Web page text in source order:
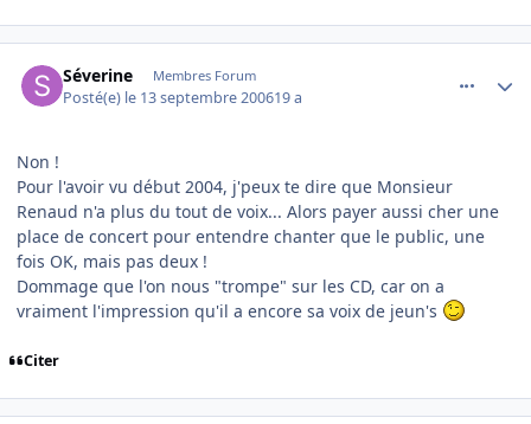
Séverine Membres Forum
Posté(e) le 13 septembre 200619 a
Non !
Pour l'avoir vu début 2004, j'peux te dire que Monsieur
Renaud n'a plus du tout de voix... Alors payer aussi cher une
place de concert pour entendre chanter que le public, une
fois OK, mais pas deux !
Dommage que l'on nous "trompe" sur les CD, car on a
vraiment l'impression qu'il a encore sa voix de jeun's
Citer